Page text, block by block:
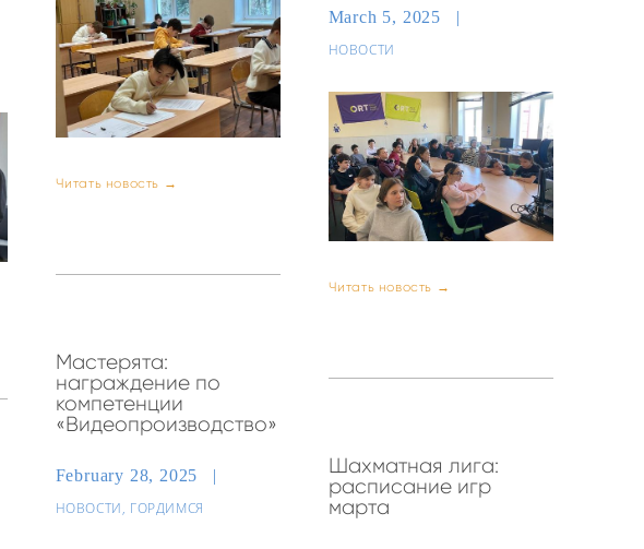
Читать новость →
March 5, 2025
НОВОСТИ
Читать новость →
Мастерята:
награждение по
компетенции
«Видеопроизводство»
February 28, 2025
НОВОСТИ, ГОРДИМСЯ
Шахматная лига:
расписание игр
марта